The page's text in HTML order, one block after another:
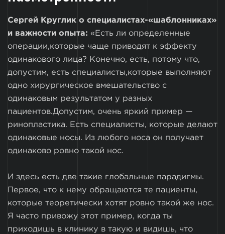
Сергей Круглик о специалистах-«шаблонниках»
и важности опыта: «Есть ли определенные
операции,которые чаще приводят к эффекту
одинакового лица? Конечно, есть, потому что,
допустим, есть специалисты,которые выполняют
одно хирургическое вмешательство с
одинаковым результатом у разных
пациентов.Допустим, очень яркий пример —
ринопластика. Есть специалисты, которые делают
одинаковые носы. Из любого носа он получает
одинаково ровно такой нос.
И здесь есть две такие глобальные парадигмы.
Первое, что к нему обращаются те пациенты,
которые теоретически хотят ровно такой же нос.
Я часто привожу этот пример, когда ты
приходишь в клинику в такую и видишь, что